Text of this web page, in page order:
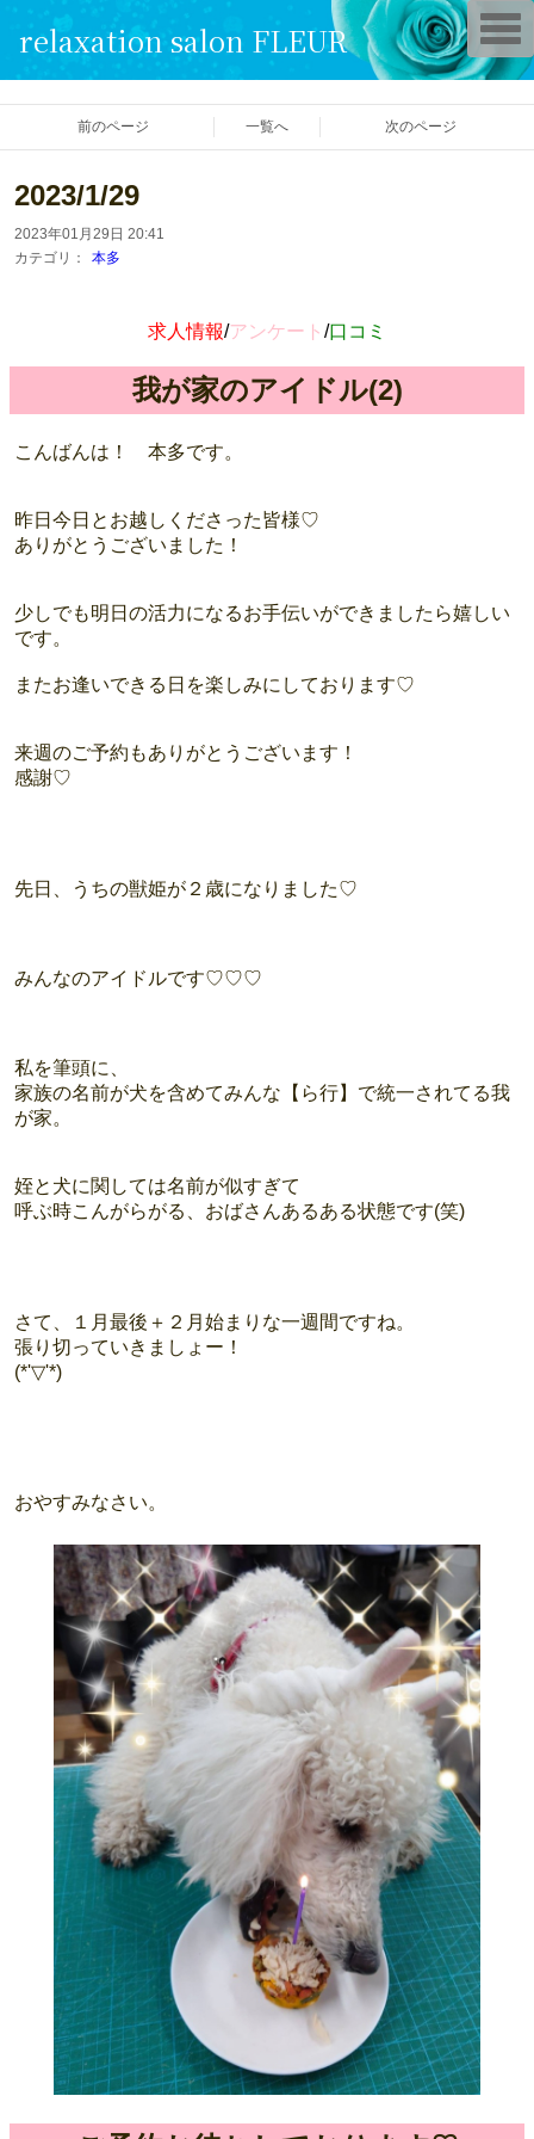
relaxation salon FLEUR
前のページ 一覧へ 次のページ
2023/1/29
2023年01月29日 20:41
カテゴリ：
本多
求人情報/アンケート /口コミ
我が家のアイドル(2)
こんばんは！ 本多です。
昨日今日とお越しくださった皆様♡
ありがとうございました！
少しでも明日の活力になるお手伝いができましたら嬉しい
です。
またお逢いできる日を楽しみにしております♡
来週のご予約もありがとうございます！
感謝♡
先日、うちの獣姫が２歳になりました♡
みんなのアイドルです♡♡♡
私を筆頭に、
家族の名前が犬を含めてみんな【ら行】で統一されてる我
が家。
姪と犬に関しては名前が似すぎて
呼ぶ時こんがらがる、おばさんあるある状態です(笑)
さて、１月最後＋２月始まりな一週間ですね。
張り切っていきましょー！
(*'▽'*)
おやすみなさい。
T
o
g
g
e
a